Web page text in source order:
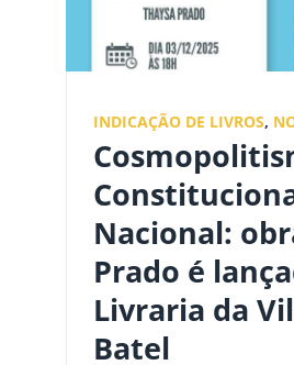
INDICAÇÃO DE LIVROS,
Nacional:
Prado é
Livraria da
Batel